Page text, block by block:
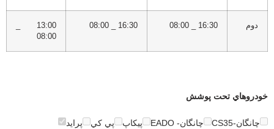
دوم 16:30 _ 08:00
16:30 _ 08:00
13:00 _
08:00
خودروهاي تحت پوشش
چانگان-CS35 چانگان- EADO پيكاپ پي كي
پرايد